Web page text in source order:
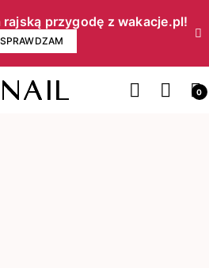
rajską przygodę z wakacje.pl!​
SPRAWDZAM
0